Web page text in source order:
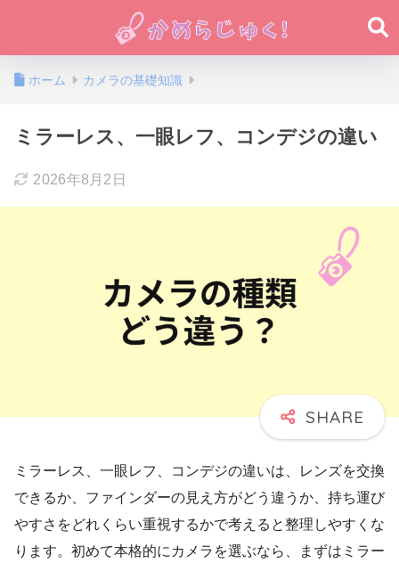
ホーム カメラの基礎知識
ミラーレス、一眼レフ、コンデジの違い
2026年8月2日
ミラーレス、一眼レフ、コンデジの違いは、レンズを交換
できるか、ファインダーの見え方がどう違うか、持ち運び
やすさをどれくらい重視するかで考えると整理しやすくな
ります。初めて本格的にカメラを選ぶなら、まずはミラー